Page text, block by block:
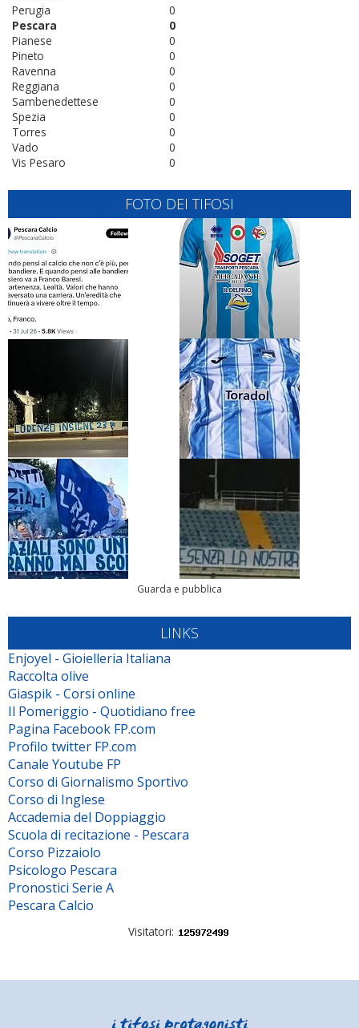
0
Perugia
0
Pescara
0
Pianese
0
Pineto
0
Ravenna
0
Reggiana
0
Sambenedettese
0
Spezia
0
Torres
0
Vado
0
Vis Pesaro
FOTO DEI TIFOSI
Guarda e pubblica
LINKS
Enjoyel - Gioielleria Italiana
Raccolta olive
Giaspik - Corsi online
Il Pomeriggio - Quotidiano free
Pagina Facebook FP.com
Profilo twitter FP.com
Canale Youtube FP
Corso di Giornalismo Sportivo
Corso di Inglese
Accademia del Doppiaggio
Scuola di recitazione - Pescara
Corso Pizzaiolo
Psicologo Pescara
Pronostici Serie A
Pescara Calcio
Visitatori: